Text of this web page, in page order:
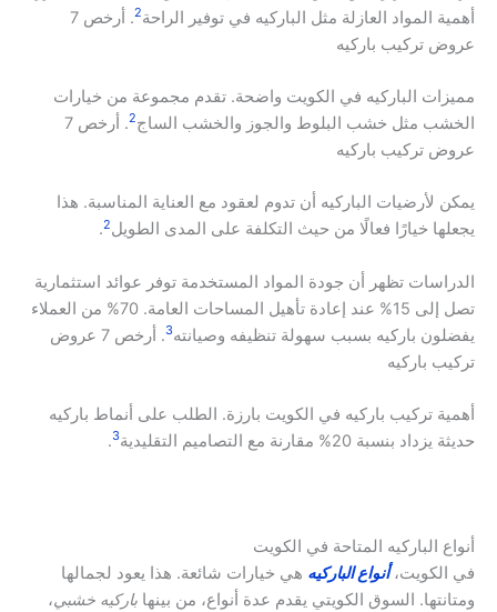
أهمية المواد العازلة مثل الباركيه في توفير الراحة2
. أرخص 7
عروض تركيب باركيه
مميزات الباركيه في الكويت واضحة. تقدم مجموعة من خيارات
الخشب مثل خشب البلوط والجوز والخشب الساج2
. أرخص 7
عروض تركيب باركيه
يمكن لأرضيات الباركيه أن تدوم لعقود مع العناية المناسبة. هذا
يجعلها خيارًا فعالًا من حيث التكلفة على المدى الطويل2
.
الدراسات تظهر أن جودة المواد المستخدمة توفر عوائد استثمارية
تصل إلى 15% عند إعادة تأهيل المساحات العامة. 70% من العملاء
يفضلون باركيه بسبب سهولة تنظيفه وصيانته3
. أرخص 7 عروض
تركيب باركيه
أهمية تركيب باركيه في الكويت بارزة. الطلب على أنماط باركيه
حديثة يزداد بنسبة 20% مقارنة مع التصاميم التقليدية
3
.
أنواع الباركيه المتاحة في الكويت
في الكويت،أنواع الباركيه هي خيارات شائعة. هذا يعود لجمالها
ومتانتها. السوق الكويتي يقدم عدة أنواع، من بينها باركيه خشبي،